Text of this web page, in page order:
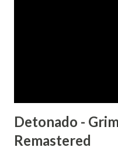
Detonado -
Remastered